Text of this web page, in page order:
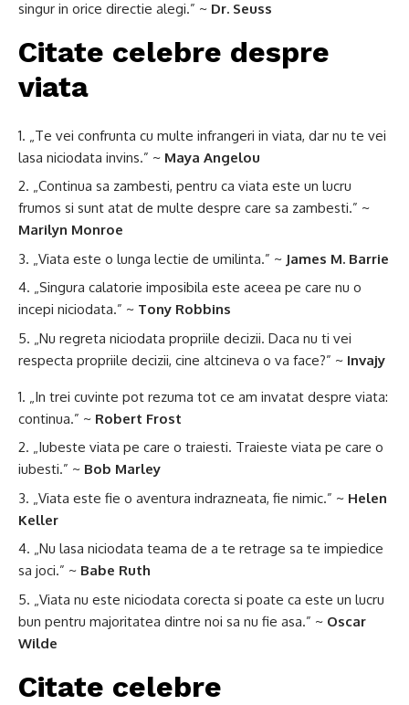
singur in orice directie alegi.” ~ Dr. Seuss
Citate celebre despre
viata
„Te vei confrunta cu multe infrangeri in viata, dar nu te vei
lasa niciodata invins.” ~ Maya Angelou
„Continua sa zambesti, pentru ca viata este un lucru
frumos si sunt atat de multe despre care sa zambesti.” ~
Marilyn Monroe
„Viata este o lunga lectie de umilinta.” ~ James M. Barrie
„Singura calatorie imposibila este aceea pe care nu o
incepi niciodata.” ~ Tony Robbins
„Nu regreta niciodata propriile decizii. Daca nu ti vei
respecta propriile decizii, cine altcineva o va face?” ~ Invajy
„In trei cuvinte pot rezuma tot ce am invatat despre viata:
continua.” ~ Robert Frost
„Iubeste viata pe care o traiesti. Traieste viata pe care o
iubesti.” ~ Bob Marley
„Viata este fie o aventura indrazneata, fie nimic.” ~ Helen
Keller
„Nu lasa niciodata teama de a te retrage sa te impiedice
sa joci.” ~ Babe Ruth
„Viata nu este niciodata corecta si poate ca este un lucru
bun pentru majoritatea dintre noi sa nu fie asa.” ~ Oscar
Wilde
Citate celebre